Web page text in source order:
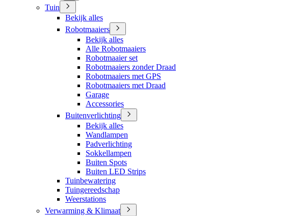
Tuin
Bekijk alles
Robotmaaiers
Bekijk alles
Alle Robotmaaiers
Robotmaaier set
Robotmaaiers zonder Draad
Robotmaaiers met GPS
Robotmaaiers met Draad
Garage
Accessories
Buitenverlichting
Bekijk alles
Wandlampen
Padverlichting
Sokkellampen
Buiten Spots
Buiten LED Strips
Tuinbewatering
Tuingereedschap
Weerstations
Verwarming & Klimaat